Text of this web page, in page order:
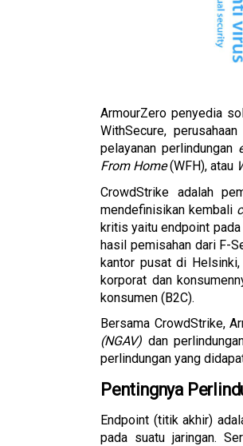
ArmourZero penyedia
WithSecure,
pelayanan perlindungan
From Home (WFH), atau
CrowdStrike adalah
mendefinisikan kembali
kritis yaitu endpoint pada
hasil pemisahan dari F-
kantor pusat di Helsinki,
korporat dan
konsumen (B2C).
Bersama CrowdStrike,
(NGAV) dan
perlindungan yang
Pentingnya
Endpoint (titik akhir)
pada suatu jaringan.